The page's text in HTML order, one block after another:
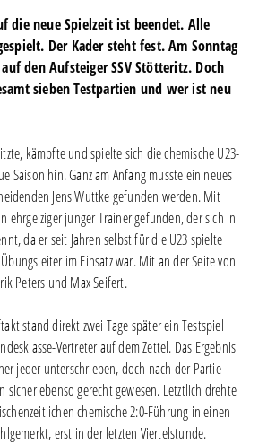
die neue Spielzeit ist beendet. Alle
Der Kader steht fest. Am Sonntag
den Aufsteiger SSV Stötteritz. Doch
sieben Testpartien und wer ist neu
kämpfte und spielte sich die chemische U23-
Saison hin. Ganz am Anfang musste ein neues
Jens Wuttke gefunden werden. Mit
ehrgeiziger junger Trainer gefunden, der sich in
da er seit Jahren selbst für die U23 spielte
im Einsatz war. Mit an der Seite von
Peters und Max Seifert.
stand direkt zwei Tage später ein Testspiel
Vertreter auf dem Zettel. Das Ergebnis
jeder unterschrieben, doch nach der Partie
sicher ebenso gerecht gewesen. Letztlich drehte
chemische 2:0-Führung in einen
erst in der letzten Viertelstunde.